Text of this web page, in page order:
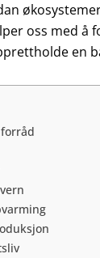
oss med å
en